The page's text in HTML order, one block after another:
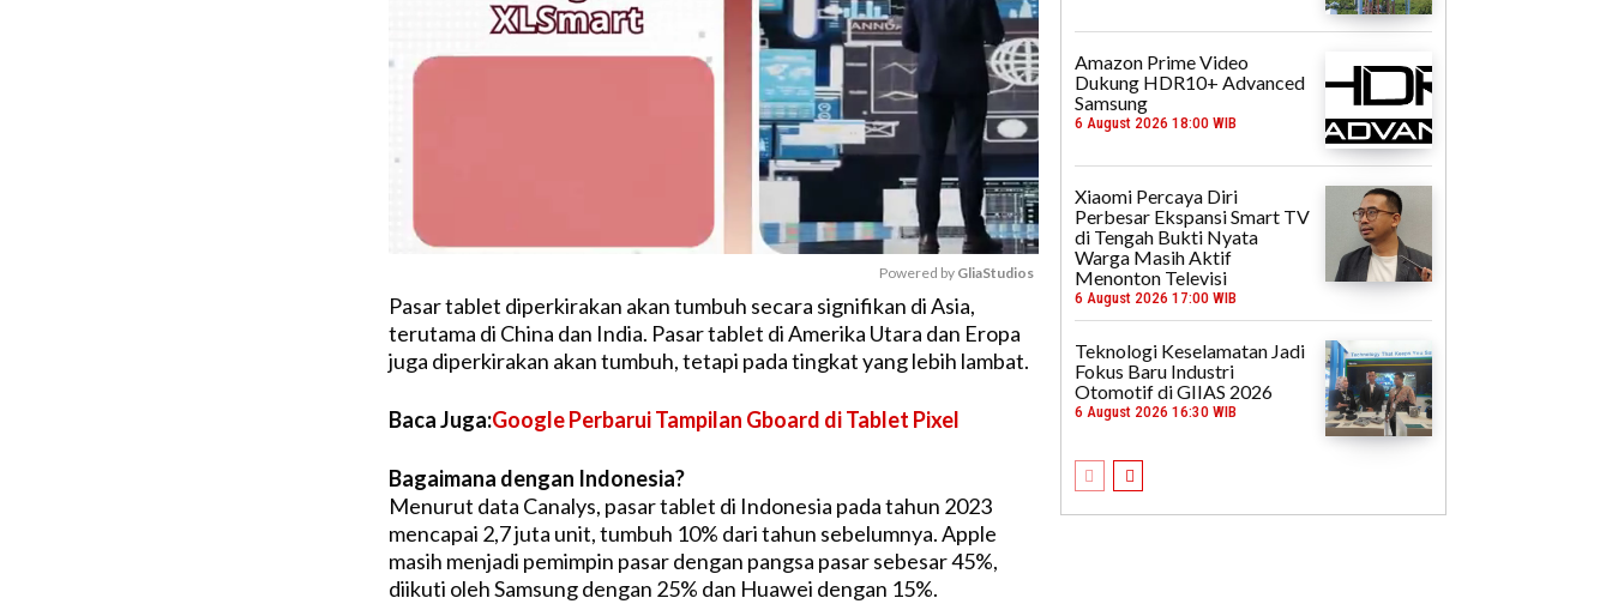
M
u
t
Powered by GliaStudios
Pasar tablet diperkirakan akan tumbuh secara signifikan di Asia,
terutama di China dan India. Pasar tablet di Amerika Utara dan Eropa
juga diperkirakan akan tumbuh, tetapi pada tingkat yang lebih lambat.
Baca Juga:Google Perbarui Tampilan Gboard di Tablet Pixel
Bagaimana dengan Indonesia?
Menurut data Canalys, pasar tablet di Indonesia pada tahun 2023
mencapai 2,7 juta unit, tumbuh 10% dari tahun sebelumnya. Apple
masih menjadi pemimpin pasar dengan pangsa pasar sebesar 45%,
diikuti oleh Samsung dengan 25% dan Huawei dengan 15%.
Amazon Prime Video
Dukung HDR10+ Advanced
Samsung
6 August 2026 18:00 WIB
Xiaomi Percaya Diri
Perbesar Ekspansi Smart TV
di Tengah Bukti Nyata
Warga Masih Aktif
Menonton Televisi
6 August 2026 17:00 WIB
Teknologi Keselamatan Jadi
Fokus Baru Industri
Otomotif di GIIAS 2026
6 August 2026 16:30 WIB